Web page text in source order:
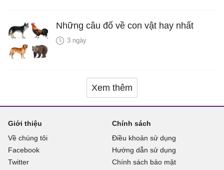
Những câu đố về con vật hay nhất
3 ngày
Xem thêm
Giới thiệu
Về chúng tôi
Facebook
Twitter
Chính sách
Điều khoản sử dụng
Hướng dẫn sử dụng
Chính sách bảo mật